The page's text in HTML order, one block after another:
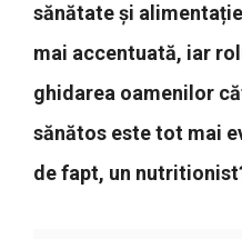
sănătate și
mai accentuată, iar
ghidarea oamenilor
sănătos este tot mai
de fapt, un